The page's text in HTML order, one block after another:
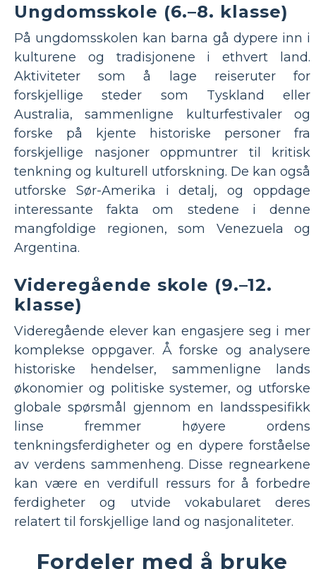
Ungdomsskole (6.–8. klasse)
På ungdomsskolen kan barna gå dypere inn i
kulturene og tradisjonene i ethvert land.
Aktiviteter som å lage reiseruter for
forskjellige steder som Tyskland eller
Australia, sammenligne kulturfestivaler og
forske på kjente historiske personer fra
forskjellige nasjoner oppmuntrer til kritisk
tenkning og kulturell utforskning. De kan også
utforske Sør-Amerika i detalj, og oppdage
interessante fakta om stedene i denne
mangfoldige regionen, som Venezuela og
Argentina.
Videregående skole (9.–12.
klasse)
Videregående elever kan engasjere seg i mer
komplekse oppgaver. Å forske og analysere
historiske hendelser, sammenligne lands
økonomier og politiske systemer, og utforske
globale spørsmål gjennom en landsspesifikk
linse fremmer høyere ordens
tenkningsferdigheter og en dypere forståelse
av verdens sammenheng. Disse regnearkene
kan være en verdifull ressurs for å forbedre
ferdigheter og utvide vokabularet deres
relatert til forskjellige land og nasjonaliteter.
Fordeler med å bruke